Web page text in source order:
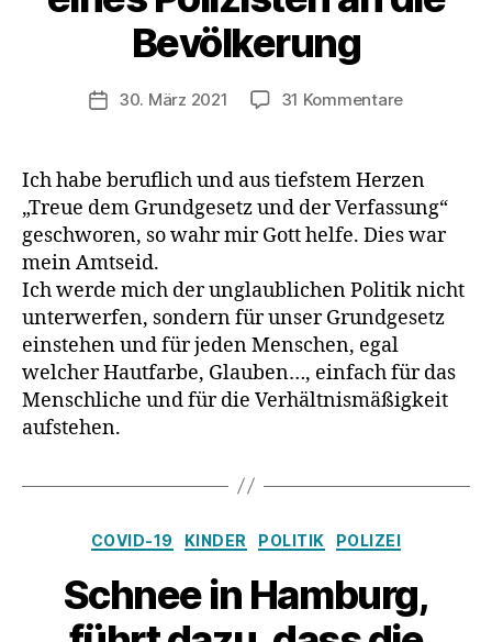
Bevölkerung
Veröffentlichungsdatum
30. März 2021 31 Kommentarezu
an
die
Ich habe beruflich und aus tiefstem Herzen
„Treue dem Grundgesetz und der Verfassung“
geschworen, so wahr mir Gott helfe. Dies war
mein Amtseid.
Ich werde mich der unglaublichen Politik nicht
unterwerfen, sondern für unser Grundgesetz
einstehen und für jeden Menschen, egal
welcher Hautfarbe, Glauben…, einfach für das
Menschliche und für die Verhältnismäßigkeit
aufstehen.
Kategorien
COVID-19 KINDER POLITIK POLIZEI
Schnee in Hamburg,